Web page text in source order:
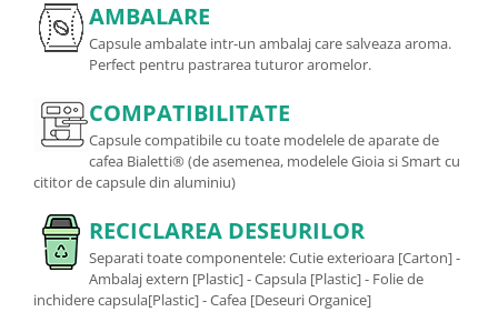
AMBALARE
Capsule ambalate intr-un ambalaj care salveaza aroma.
Perfect pentru pastrarea tuturor aromelor.
COMPATIBILITATE
Capsule compatibile cu toate modelele de aparate de
cafea Bialetti® (de asemenea, modelele Gioia si Smart cu
cititor de capsule din aluminiu)
RECICLAREA DESEURILOR
Separati toate componentele: Cutie exterioara [Carton] -
Ambalaj extern [Plastic] - Capsula [Plastic] - Folie de
inchidere capsula[Plastic] - Cafea [Deseuri Organice]